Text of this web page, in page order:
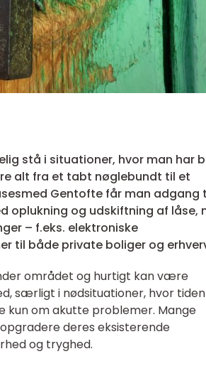
stå i situationer, hvor man har
alt fra et tabt nøglebundt til et
Gentofte får man adgang
oplukning og udskiftning af låse,
– f.eks. elektroniske
til både private boliger og
området og hurtigt kan være
særligt i nødsituationer, hvor
kun om akutte problemer. Mange
deres eksisterende
og tryghed.